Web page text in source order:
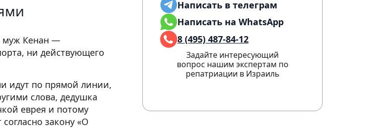
муж Кенан —
ни действующего
идут по прямой линии,
слова, дедушка
еврея и потому
закону «О
Написать в телеграм
Написать на WhatsApp
8 (495) 487-84-12
Задайте интересующий
вопрос нашим экспертам по
репатриации в Израиль